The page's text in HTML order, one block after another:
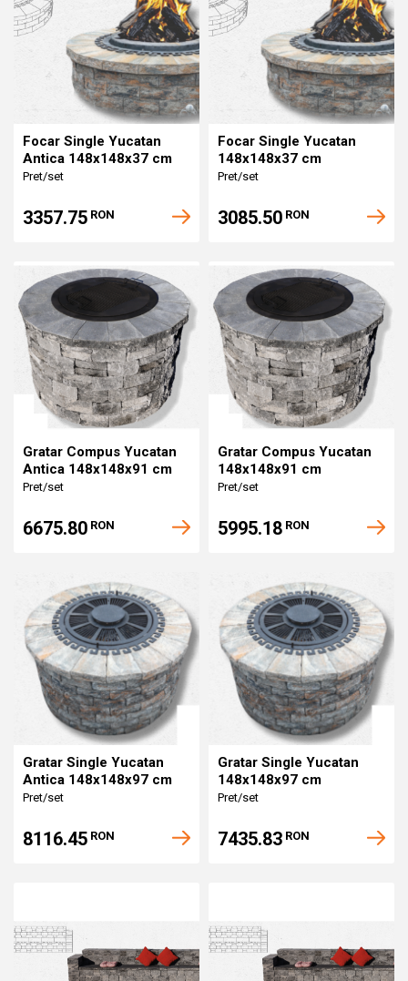
Focar Single Yucatan
Antica 148x148x37 cm
Pret/set
3357.75 RON
Focar Single Yucatan
148x148x37 cm
Pret/set
3085.50 RON
Gratar Compus Yucatan
Antica 148x148x91 cm
Pret/set
6675.80 RON
Gratar Compus Yucatan
148x148x91 cm
Pret/set
5995.18 RON
Gratar Single Yucatan
Antica 148x148x97 cm
Pret/set
8116.45 RON
Gratar Single Yucatan
148x148x97 cm
Pret/set
7435.83 RON